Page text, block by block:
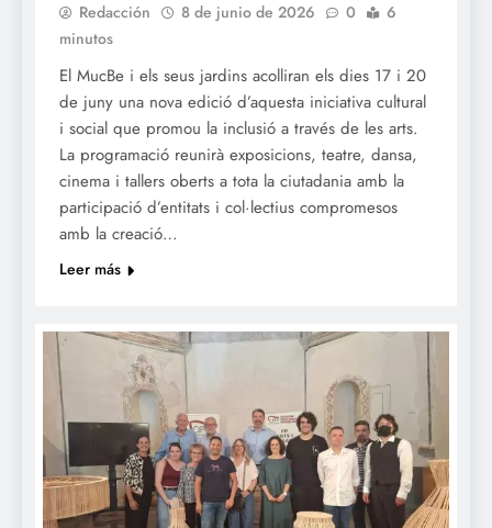
Redacción 8 de junio de 2026 0
6
minutos
El MucBe i els seus jardins acolliran els dies 17 i 20
de juny una nova edició d’aquesta iniciativa cultural
i social que promou la inclusió a través de les arts.
La programació reunirà exposicions, teatre, dansa,
cinema i tallers oberts a tota la ciutadania amb la
participació d’entitats i col·lectius compromesos
amb la creació…
Leer más